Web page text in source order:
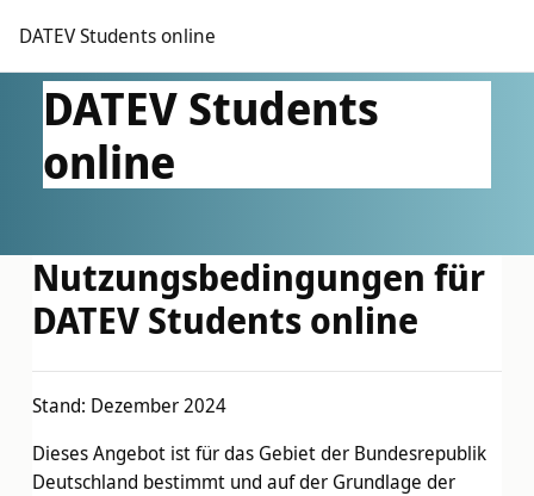
DATEV Students online
DATEV Students
online
Nutzungsbedingungen für
DATEV Students online
Stand: Dezember 2024
Dieses Angebot ist für das Gebiet der Bundesrepublik
Deutschland bestimmt und auf der Grundlage der